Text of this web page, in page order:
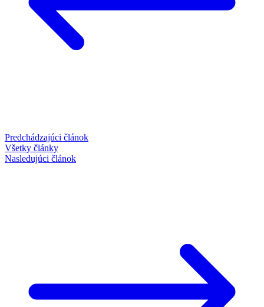
Predchádzajúci článok
Všetky články
Nasledujúci článok